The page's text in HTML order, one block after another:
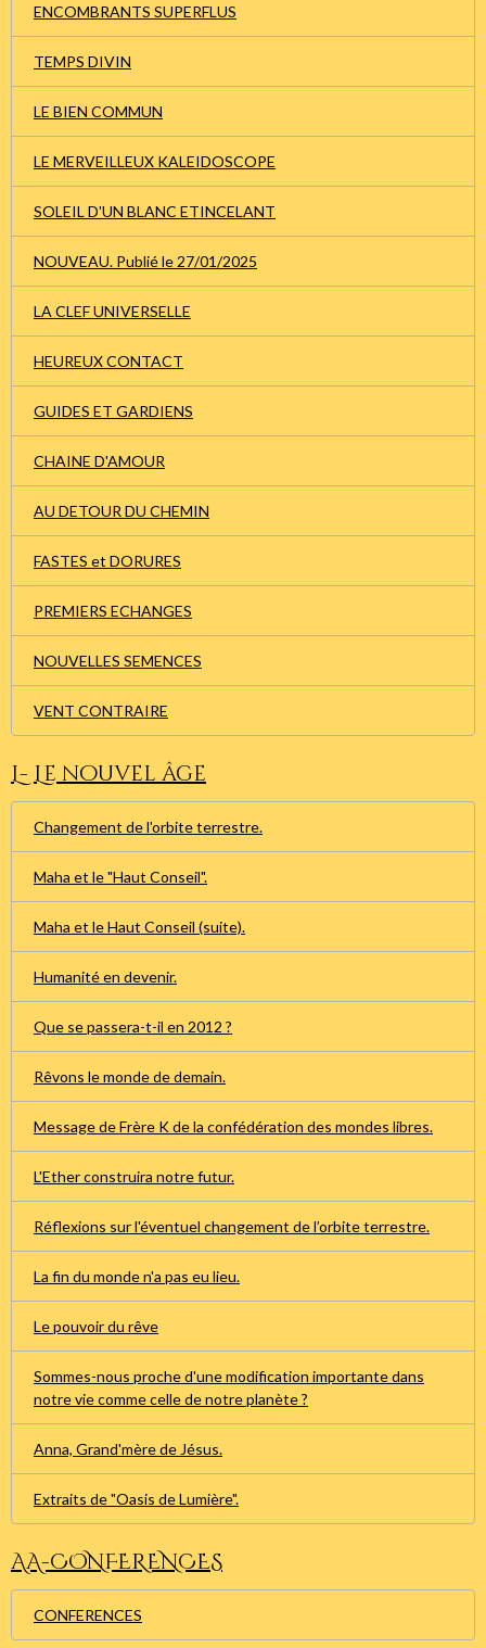
ENCOMBRANTS SUPERFLUS
TEMPS DIVIN
LE BIEN COMMUN
LE MERVEILLEUX KALEIDOSCOPE
SOLEIL D'UN BLANC ETINCELANT
NOUVEAU. Publié le 27/01/2025
LA CLEF UNIVERSELLE
HEUREUX CONTACT
GUIDES ET GARDIENS
CHAINE D'AMOUR
AU DETOUR DU CHEMIN
FASTES et DORURES
PREMIERS ECHANGES
NOUVELLES SEMENCES
VENT CONTRAIRE
L- Le nouvel âge
Changement de l'orbite terrestre.
Maha et le "Haut Conseil".
Maha et le Haut Conseil (suite).
Humanité en devenir.
Que se passera-t-il en 2012 ?
Rêvons le monde de demain.
Message de Frère K de la confédération des mondes libres.
L'Ether construira notre futur.
Réflexions sur l'éventuel changement de l’orbite terrestre.
La fin du monde n'a pas eu lieu.
Le pouvoir du rêve
Sommes-nous proche d'une modification importante dans
notre vie comme celle de notre planète ?
Anna, Grand'mère de Jésus.
Extraits de "Oasis de Lumière".
AA-CONFERENCES
CONFERENCES